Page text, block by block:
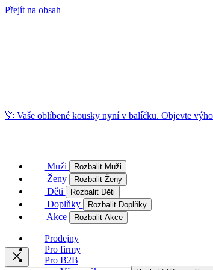
Přejít na obsah
🚀 Vaše oblíbené kousky nyní v balíčku. Objevte
Muži Rozbalit Muži
Ženy Rozbalit Ženy
Děti Rozbalit Děti
Doplňky Rozbalit Doplňky
Akce Rozbalit Akce
Prodejny
Pro firmy
Pro B2B